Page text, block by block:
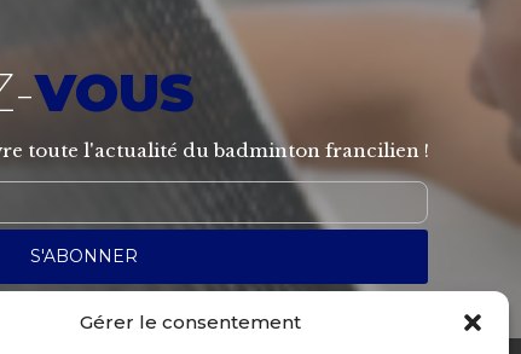
Gérer le consentement
VOUS
toute l'actualité du badminton francilien !